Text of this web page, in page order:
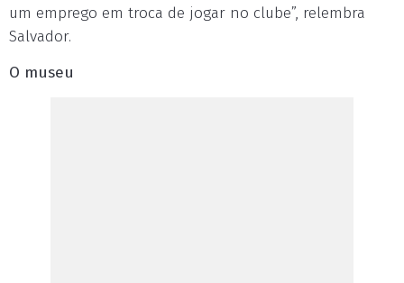
um emprego em troca de jogar no clube”, relembra
Salvador.
O museu